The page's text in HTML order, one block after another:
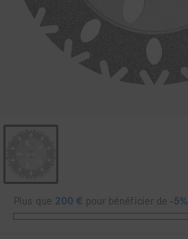
Plus que 200 € pour bénéficier de-5%!